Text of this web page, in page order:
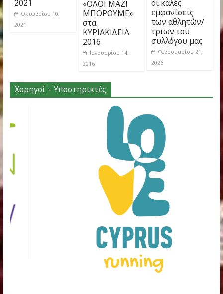
←Bioiatriki+ Nutrition & IV Flow – Υπερήφανοι
Χορηγοί των αγώνων «Κυριακίδεια 2025»
Κυριακίδεια 2025: Με νέο ρεκόρ συμμετοχών και
ιστορικές επιδόσεις ολοκληρώθηκαν οι 36οι
You May Also Like
«ΟΛΟΙ ΜΑΖΙ
ΜΠΟΡΟΥΜΕ»
στα
ΚΥΡΙΑΚΙΔΕΙΑ
2016
εμφανίσεις
των
συλλόγου